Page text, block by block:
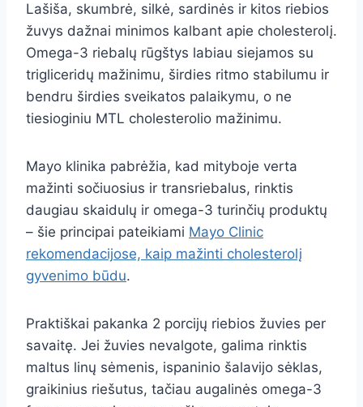
Lašiša, skumbrė, silkė, sardinės ir kitos riebios
žuvys dažnai minimos kalbant apie cholesterolį.
Omega-3 riebalų rūgštys labiau siejamos su
trigliceridų mažinimu, širdies ritmo stabilumu ir
bendru širdies sveikatos palaikymu, o ne
tiesioginiu MTL cholesterolio mažinimu.
Mayo klinika pabrėžia, kad mityboje verta
mažinti sočiuosius ir transriebalus, rinktis
daugiau skaidulų ir omega-3 turinčių produktų
– šie principai pateikiami Mayo Clinic
rekomendacijose, kaip mažinti cholesterolį
gyvenimo būdu.
Praktiškai pakanka 2 porcijų riebios žuvies per
savaitę. Jei žuvies nevalgote, galima rinktis
maltus linų sėmenis, ispaninio šalavijo sėklas,
graikinius riešutus, tačiau augalinės omega-3